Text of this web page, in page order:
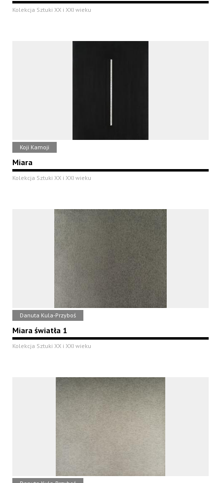
Kolekcja Sztuki XX i XXI wieku
Koji Kamoji
Miara
Kolekcja Sztuki XX i XXI wieku
Danuta Kula-Przyboś
Miara światła 1
Kolekcja Sztuki XX i XXI wieku